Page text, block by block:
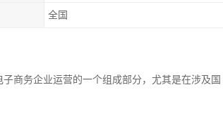
全国
商务企业运营的一个组成部分，尤其是在涉及国